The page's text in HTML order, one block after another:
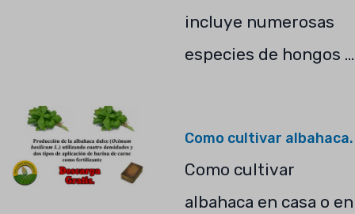
incluye numerosas
especies de hongos …
Como cultivar albahaca.
Como cultivar
albahaca en casa o en